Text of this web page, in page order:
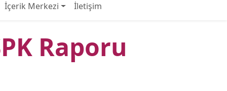
İçerik Merkezi İletişim
Raporu